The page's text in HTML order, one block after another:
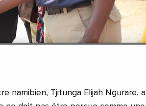
namibien, Tjitunga Elijah Ngurare, a